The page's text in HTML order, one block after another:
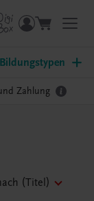
DigiBox
Bildungstypen
Zahlung
(Titel)